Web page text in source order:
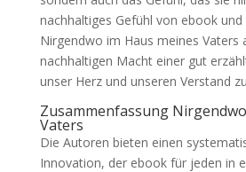
nachhaltiges Gefühl von ebook
Nirgendwo im Haus meines Vaters
nachhaltigen Macht einer gut
unser Herz und unseren Verstand
Zusammenfassung
Vaters
Die Autoren bieten einen
Innovation, der ebook für jeden in